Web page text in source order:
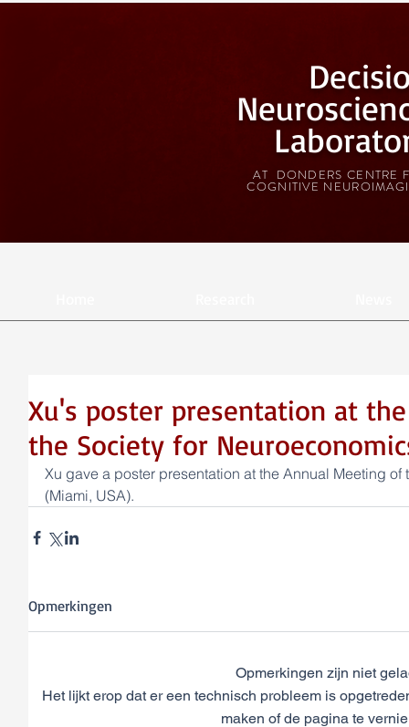
AT DONDERS CENTRE
COGNITIVE
Xu's poster presentation at
the Society for
Xu gave a poster presentation at the Annual Meeting
(Miami, USA).
Opmerkingen
Opmerkingen zijn niet
Het lijkt erop dat er een technisch probleem is
maken of de pagina te